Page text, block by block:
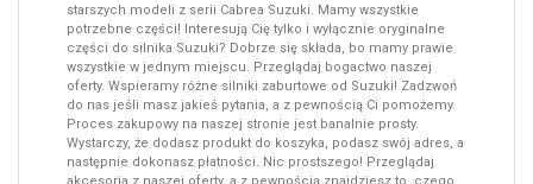
starszych modeli z serii Cabrea Suzuki. Mamy wszystkie
potrzebne części! Interesują Cię tylko i wyłącznie oryginalne
części do silnika Suzuki? Dobrze się składa, bo mamy prawie
wszystkie w jednym miejscu. Przeglądaj bogactwo naszej
oferty. Wspieramy różne silniki zaburtowe od Suzuki! Zadzwoń
do nas jeśli masz jakieś pytania, a z pewnością Ci pomożemy.
Proces zakupowy na naszej stronie jest banalnie prosty.
Wystarczy, że dodasz produkt do koszyka, podasz swój adres, a
następnie dokonasz płatności. Nic prostszego! Przeglądaj
akcesoria z naszej oferty, a z pewnością znajdziesz to, czego